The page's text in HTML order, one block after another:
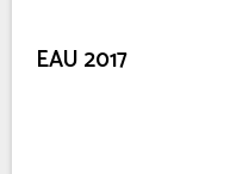
EAU 2017